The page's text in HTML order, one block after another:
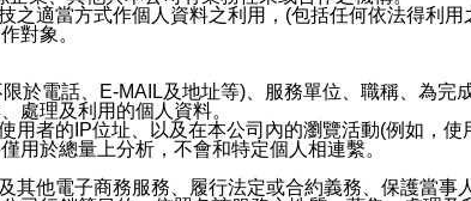
之適當方式作個人資料之利用，(包括任何依法得利
對象。
於電話、E-MAIL及地址等)、服務單位、職稱、為
處理及利用的個人資料。
用者的IP位址、以及在本公司內的瀏覽活動(例如，
用於總量上分析，不會和特定個人相連繫。
其他電子商務服務、履行法定或合約義務、保護當